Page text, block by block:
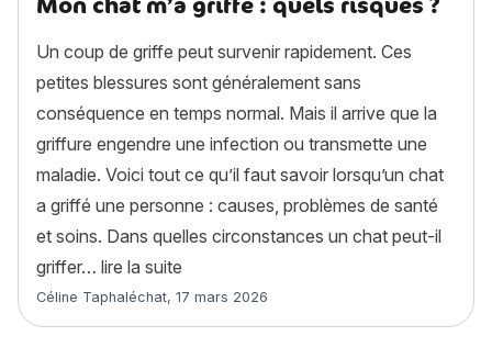
Un coup de griffe peut survenir rapidement. Ces
petites blessures sont généralement sans
conséquence en temps normal. Mais il arrive que la
griffure engendre une infection ou transmette une
maladie. Voici tout ce qu’il faut savoir lorsqu’un chat
a griffé une personne : causes, problèmes de santé
et soins. Dans quelles circonstances un chat peut-il
griffer… lire la suite
Article rédigé par
Céline Taphaléchat, 17 mars 2026